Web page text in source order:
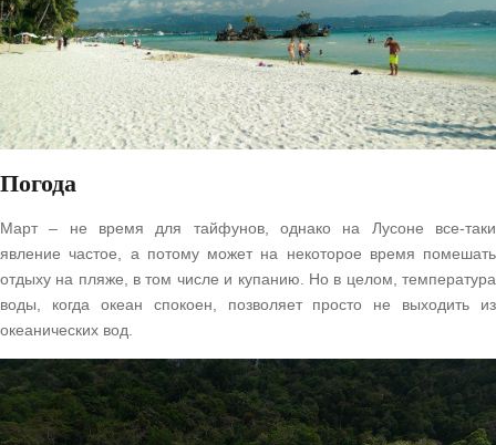
Погода
Март – не время для тайфунов, однако на Лусоне все-таки
явление частое, а потому может на некоторое время помешать
отдыху на пляже, в том числе и купанию. Но в целом, температура
воды, когда океан спокоен, позволяет просто не выходить из
океанических вод.